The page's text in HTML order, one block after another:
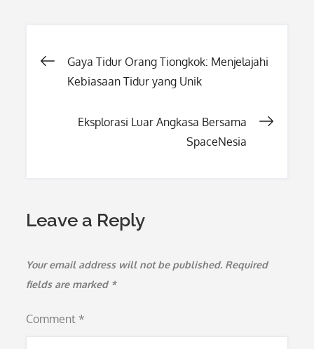
Post
Gaya Tidur Orang Tiongkok: Menjelajahi
Kebiasaan Tidur yang Unik
Eksplorasi Luar Angkasa Bersama
SpaceNesia
Leave a Reply
Your email address will not be published. Required
fields are marked *
Comment *